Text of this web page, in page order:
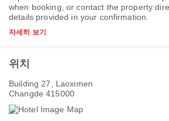
when booking, or contact the property
details provided in your confirmation.
자세히 보기
위치
Building 27, Laoximen
Changde 415000